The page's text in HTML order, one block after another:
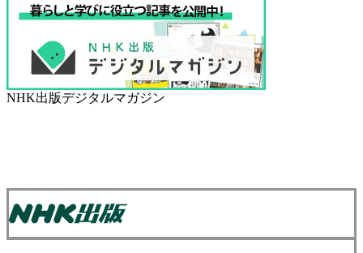
NHK出版デジタルマガジン